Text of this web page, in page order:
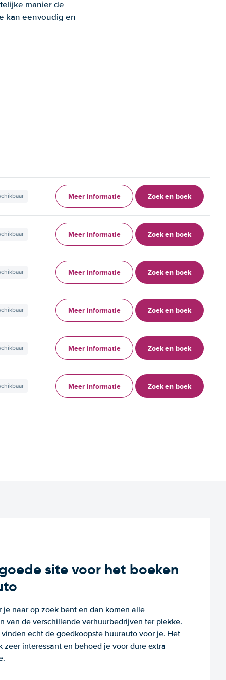
manier de
kan eenvoudig en
Meer informatie Zoek en boek
Meer informatie Zoek en boek
Meer informatie Zoek en boek
Meer informatie Zoek en boek
Meer informatie Zoek en boek
Meer informatie Zoek en boek
site voor het boeken
naar op zoek bent en dan komen alle
van de verschillende verhuurbedrijven ter plekke.
echt de goedkoopste huurauto voor je. Het
zeer interessant en behoed je voor dure extra